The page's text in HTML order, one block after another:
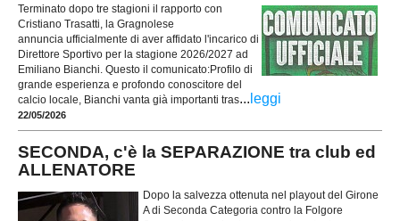
Terminato dopo tre stagioni il rapporto con
Cristiano Trasatti, la Gragnolese
annuncia ufficialmente di aver affidato l'incarico di
Direttore Sportivo per la stagione 2026/2027 ad
Emiliano Bianchi. Questo il comunicato: ​Profilo di
grande esperienza e profondo conoscitore del
calcio locale, Bianchi vanta già importanti tras... leggi
22/05/2026
SECONDA, c'è la SEPARAZIONE tra club ed
ALLENATORE
Dopo la salvezza ottenuta nel playout del Girone
A di Seconda Categoria contro la Folgore